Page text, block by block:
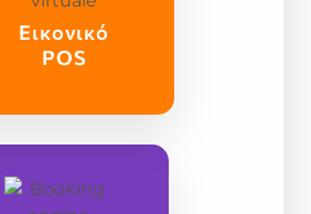
Εικονικό
POS